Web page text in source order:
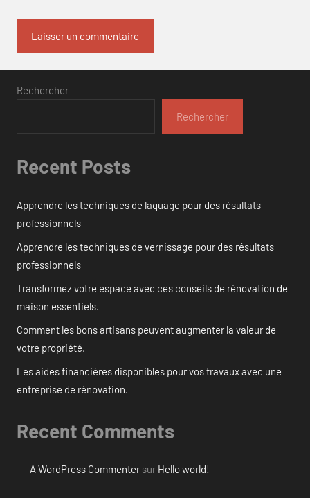
Rechercher
Rechercher
Recent Posts
Apprendre les techniques de laquage pour des résultats
professionnels
Apprendre les techniques de vernissage pour des résultats
professionnels
Transformez votre espace avec ces conseils de rénovation de
maison essentiels.
Comment les bons artisans peuvent augmenter la valeur de
votre propriété.
Les aides financières disponibles pour vos travaux avec une
entreprise de rénovation.
Recent Comments
A WordPress Commentersur Hello world!